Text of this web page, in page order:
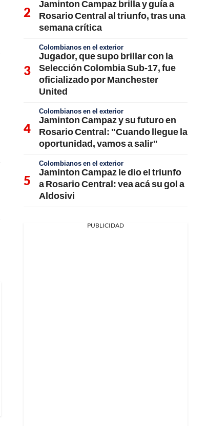
Jaminton Campaz brilla y guía a
Rosario Central al triunfo, tras una
semana crítica
Colombianos en el exterior
Jugador, que supo brillar con la
Selección Colombia Sub-17, fue
oficializado por Manchester
United
Colombianos en el exterior
Jaminton Campaz y su futuro en
Rosario Central: "Cuando llegue la
oportunidad, vamos a salir"
Colombianos en el exterior
Jaminton Campaz le dio el triunfo
a Rosario Central: vea acá su gol a
Aldosivi
PUBLICIDAD